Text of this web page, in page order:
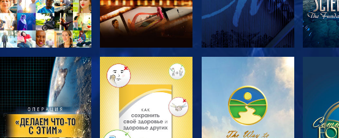
СМОТРЕТЬ
ПЕРЕДАЧИ
СМОТРЕТЬ
ПЕРЕДАЧИ
СМОТРЕТЬ
ПЕРЕДАЧИ